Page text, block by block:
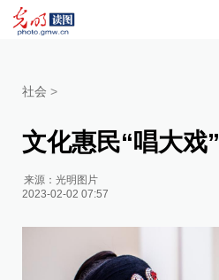
社会 >
文化惠民“唱大戏”
来源：光明图片
2023-02-02 07:57